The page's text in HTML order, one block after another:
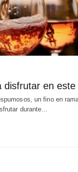
disfrutar en
un fino en
durante…